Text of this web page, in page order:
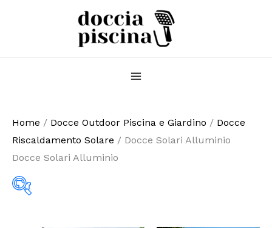
Home / Docce Outdoor Piscina e Giardino / Docce
Riscaldamento Solare / Docce Solari Alluminio
Docce Solari Alluminio